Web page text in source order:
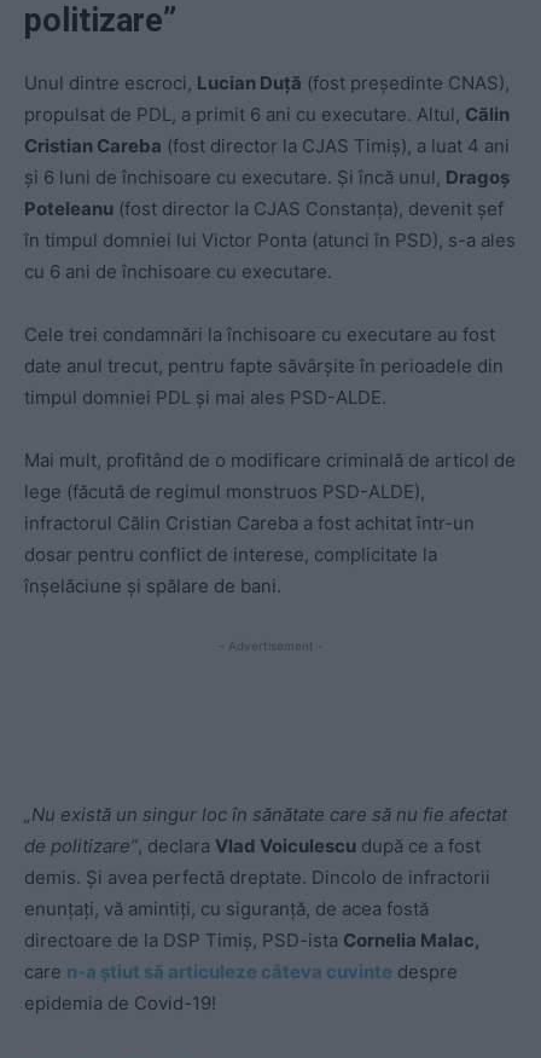
politizare”
Unul dintre escroci, Lucian Duță (fost președinte CNAS),
propulsat de PDL, a primit 6 ani cu executare. Altul, Călin
Cristian Careba (fost director la CJAS Timiș), a luat 4 ani
și 6 luni de închisoare cu executare. Și încă unul, Dragoș
Poteleanu (fost director la CJAS Constanța), devenit șef
în timpul domniei lui Victor Ponta (atunci în PSD), s-a ales
cu 6 ani de închisoare cu executare.
Cele trei condamnări la închisoare cu executare au fost
date anul trecut, pentru fapte săvârșite în perioadele din
timpul domniei PDL și mai ales PSD-ALDE.
Mai mult, profitând de o modificare criminală de articol de
lege (făcută de regimul monstruos PSD-ALDE),
infractorul Călin Cristian Careba a fost achitat într-un
dosar pentru conflict de interese, complicitate la
înșelăciune și spălare de bani.
- Advertisement -
„Nu există un singur loc în sănătate care să nu fie afectat
de politizare”, declara Vlad Voiculescu după ce a fost
demis. Și avea perfectă dreptate. Dincolo de infractorii
enunțați, vă amintiți, cu siguranță, de acea fostă
directoare de la DSP Timiș, PSD-ista Cornelia Malac,
care n-a știut să articuleze câteva cuvinte despre
epidemia de Covid-19!